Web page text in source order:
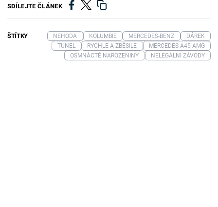
SDÍLEJTE ČLÁNEK
ŠTÍTKY NEHODA KOLUMBIE MERCEDES-BENZ
DÁREK
TUNEL
RYCHLE A ZBĚSILE
MERCEDES A45 AMG
OSMNÁCTÉ NAROZENINY
NELEGÁLNÍ ZÁVODY